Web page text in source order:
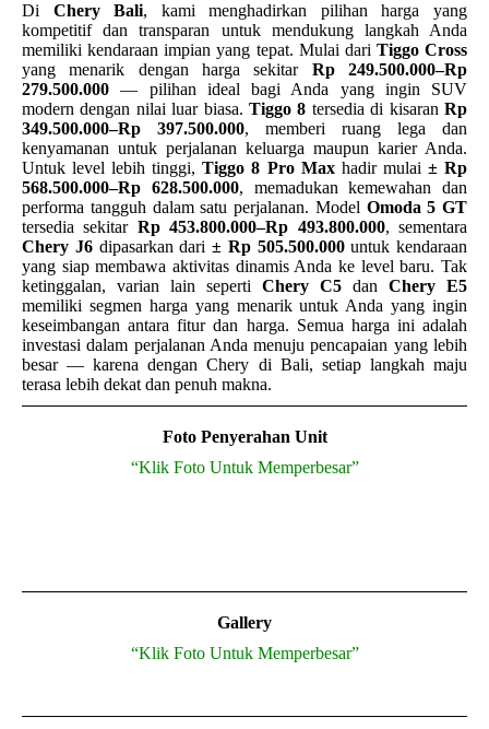
Di Chery Bali, kami menghadirkan pilihan harga yang
kompetitif dan transparan untuk mendukung langkah Anda
memiliki kendaraan impian yang tepat. Mulai dari Tiggo Cross
yang menarik dengan harga sekitar Rp 249.500.000–Rp
279.500.000 — pilihan ideal bagi Anda yang ingin SUV
modern dengan nilai luar biasa. Tiggo 8 tersedia di kisaranRp
349.500.000–Rp 397.500.000, memberi ruang lega dan
kenyamanan untuk perjalanan keluarga maupun karier Anda.
Untuk level lebih tinggi,Tiggo 8 Pro Maxhadir mulai ± Rp
568.500.000–Rp 628.500.000, memadukan kemewahan dan
performa tangguh dalam satu perjalanan. Model Omoda 5 GT
tersedia sekitar Rp 453.800.000–Rp 493.800.000, sementara
Chery J6dipasarkan dari ± Rp 505.500.000untuk kendaraan
yang siap membawa aktivitas dinamis Anda ke level baru. Tak
ketinggalan, varian lain seperti Chery C5 dan Chery E5
memiliki segmen harga yang menarik untuk Anda yang ingin
keseimbangan antara fitur dan harga. Semua harga ini adalah
investasi dalam perjalanan Anda menuju pencapaian yang lebih
besar — karena dengan Chery di Bali, setiap langkah maju
terasa lebih dekat dan penuh makna.
Foto Penyerahan Unit
“Klik Foto Untuk Memperbesar”
Gallery
“Klik Foto Untuk Memperbesar”